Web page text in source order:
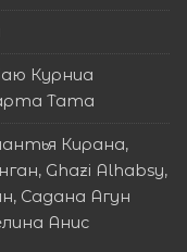
Курниа
Тата
Кирана,
Ghazi Alhabsy,
Садана Агун
Анис